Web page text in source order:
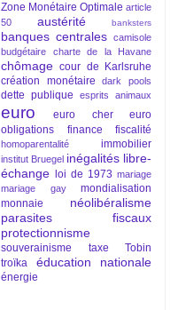
Zone Monétaire Optimale article
50
austérité banksters
banques centrales camisole
budgétaire
charte de la Havane
chômage cour de Karlsruhe
création monétaire
dark pools
dette publique esprits animaux
euro euro cher
euro
obligations
finance fiscalité
homoparentalité immobilier
institut Bruegel inégalités libre-
échange
loi de 1973 mariage
mariage gay
mondialisation
monnaie
néolibéralisme
parasites fiscaux
protectionnisme
souverainisme
taxe Tobin
troïka
éducation nationale
énergie